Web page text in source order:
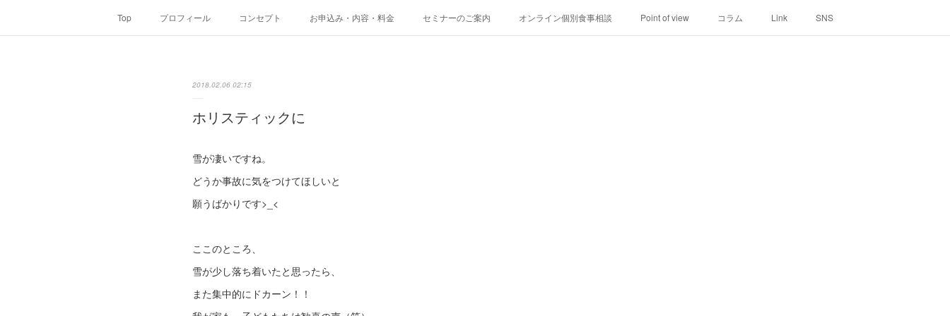
Top プロフィール コンセプト お申込み・内容・料金 セミナーのご案内 オンライン個別食事相談 Point of view コラム Link SNS
2018.02.06 02:15
ホリスティックに
雪が凄いですね。
どうか事故に気をつけてほしいと
願うばかりです>_<
ここのところ、
雪が少し落ち着いたと思ったら、
また集中的にドカーン！！